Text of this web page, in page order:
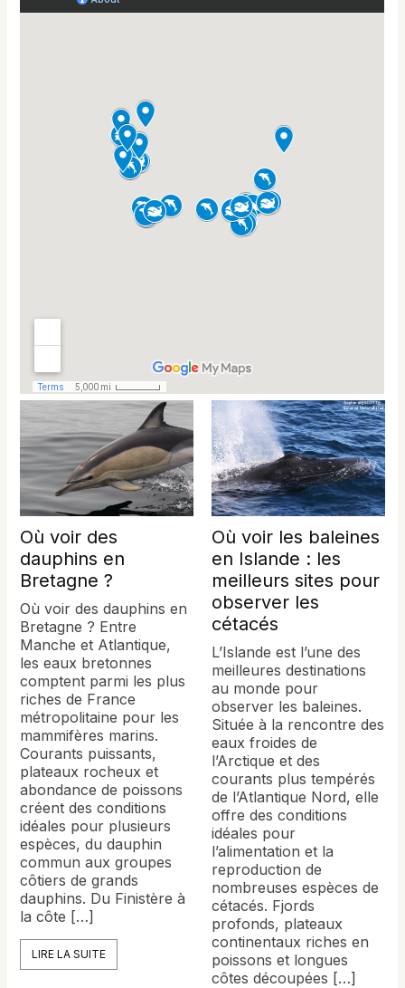
Où voir des
dauphins en
Bretagne ?
Où voir des dauphins en
Bretagne ? Entre
Manche et Atlantique,
les eaux bretonnes
comptent parmi les plus
riches de France
métropolitaine pour les
mammifères marins.
Courants puissants,
plateaux rocheux et
abondance de poissons
créent des conditions
idéales pour plusieurs
espèces, du dauphin
commun aux groupes
côtiers de grands
dauphins. Du Finistère à
la côte […]
LIRE LA SUITE
Où voir les baleines
en Islande : les
meilleurs sites pour
observer les
cétacés
L’Islande est l’une des
meilleures destinations
au monde pour
observer les baleines.
Située à la rencontre des
eaux froides de
l’Arctique et des
courants plus tempérés
de l’Atlantique Nord, elle
offre des conditions
idéales pour
l’alimentation et la
reproduction de
nombreuses espèces de
cétacés. Fjords
profonds, plateaux
continentaux riches en
poissons et longues
côtes découpées […]